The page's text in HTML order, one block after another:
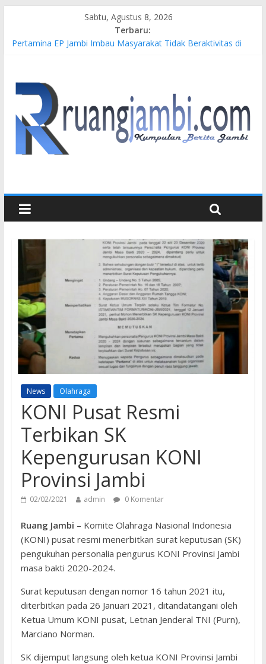
Sabtu, Agustus 8, 2026
Terbaru:
Pertamina EP Jambi Imbau Masyarakat Tidak Beraktivitas di
Didampingi Pengacara Chris Januardi
Hj. Hesti Haris Dorong Lahirnya Wirausaha Muda Melalui
Pelatihan Batik Kontemporer PKW
Siap Dukung Kegiatan Hulu Migas, Kapolda Jambi Kunjungi
FSO 115
Gubernur Al Haris Buka Turnamen Tenis Antar Alumni
News Olahraga
KONI Pusat Resmi
Terbikan SK
Kepengurusan KONI
Provinsi Jambi
02/02/2021 admin 0 Komentar
Ruang Jambi – Komite Olahraga Nasional Indonesia
(KONI) pusat resmi menerbitkan surat keputusan (SK)
pengukuhan personalia pengurus KONI Provinsi Jambi
masa bakti 2020-2024.
Surat keputusan dengan nomor 16 tahun 2021 itu,
diterbitkan pada 26 Januari 2021, ditandatangani oleh
Ketua Umum KONI pusat, Letnan Jenderal TNI (Purn),
Marciano Norman.
SK dijemput langsung oleh ketua KONI Provinsi Jambi